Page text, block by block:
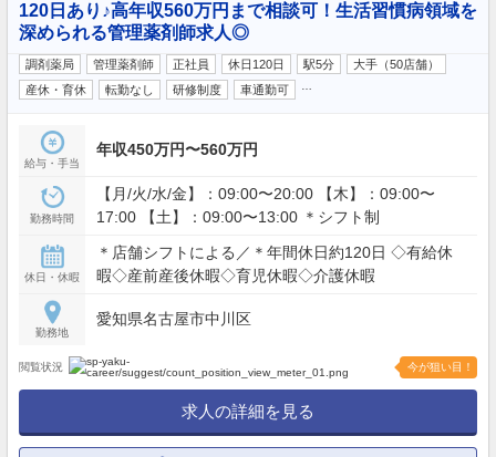
120日あり♪高年収560万円まで相談可！生活習慣病領域を
深められる管理薬剤師求人◎
調剤薬局 管理薬剤師 正社員 休日120日 駅5分
大手（50店舗）
産休・育休
転勤なし 研修制度 車通勤可
給与・手当
年収450万円〜560万円
勤務時間
【月/火/水/金】：09:00〜20:00 【木】：09:00〜
17:00 【土】：09:00〜13:00 ＊シフト制
休日・休暇
＊店舗シフトによる／＊年間休日約120日 ◇有給休
暇◇産前産後休暇◇育児休暇◇介護休暇
勤務地
愛知県名古屋市中川区
閲覧状況 今が狙い目！
求人の詳細を見る